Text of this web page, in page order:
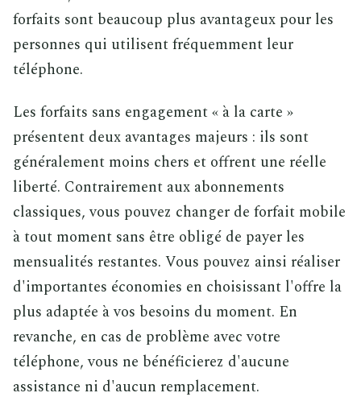
forfaits sont beaucoup plus avantageux pour les
personnes qui utilisent fréquemment leur
téléphone.
Les forfaits sans engagement « à la carte »
présentent deux avantages majeurs : ils sont
généralement moins chers et offrent une réelle
liberté. Contrairement aux abonnements
classiques, vous pouvez changer de forfait mobile
à tout moment sans être obligé de payer les
mensualités restantes. Vous pouvez ainsi réaliser
d'importantes économies en choisissant l'offre la
plus adaptée à vos besoins du moment. En
revanche, en cas de problème avec votre
téléphone, vous ne bénéficierez d'aucune
assistance ni d'aucun remplacement.